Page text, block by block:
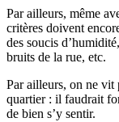
Par ailleurs, même
critères doivent
des soucis
bruits de la rue, etc.
Par ailleurs, on ne vit
quartier : il faudrait
de bien s’y sentir.